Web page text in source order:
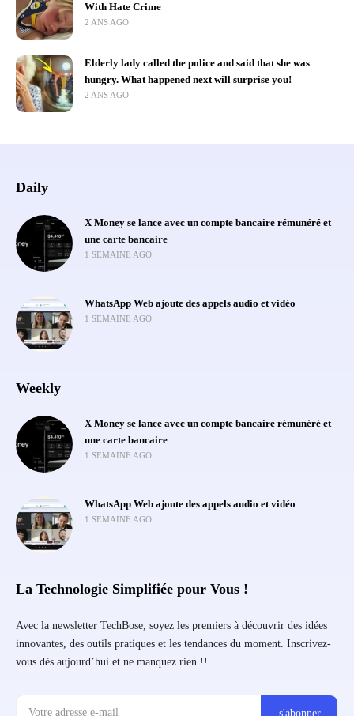
With Hate Crime
2 ANS AGO
Elderly lady called the police and said that she was
hungry. What happened next will surprise you!
2 ANS AGO
Daily
X Money se lance avec un compte bancaire rémunéré et
une carte bancaire
1 SEMAINE AGO
WhatsApp Web ajoute des appels audio et vidéo
1 SEMAINE AGO
Weekly
X Money se lance avec un compte bancaire rémunéré et
une carte bancaire
1 SEMAINE AGO
WhatsApp Web ajoute des appels audio et vidéo
1 SEMAINE AGO
La Technologie Simplifiée pour Vous !
Avec la newsletter TechBose, soyez les premiers à découvrir des idées
innovantes, des outils pratiques et les tendances du moment. Inscrivez-
vous dès aujourd’hui et ne manquez rien !!